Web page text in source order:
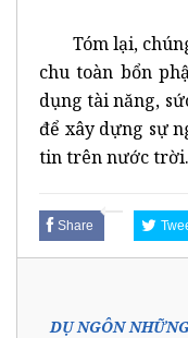
Tóm lại, chúng
chu toàn bổn
dụng tài năng,
để xây dựng sự
tin trên nước trời.
Share
DỤ NGÔN